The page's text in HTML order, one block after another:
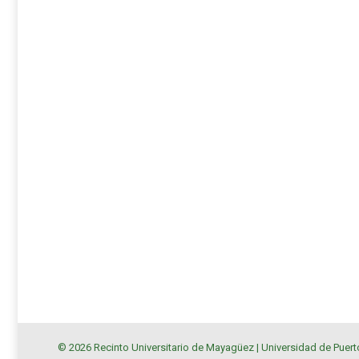
© 2026 Recinto Universitario de Mayagüez | Universidad de